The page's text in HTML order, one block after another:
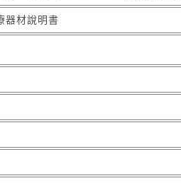
器材說明書